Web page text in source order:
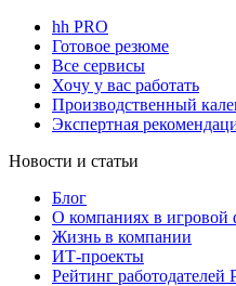
hh PRO
Готовое резюме
Все сервисы
Хочу у вас работать
Производственный
Экспертная
Новости и статьи
Блог
О компаниях в игровой
Жизнь в компании
ИТ-проекты
Рейтинг работодателей